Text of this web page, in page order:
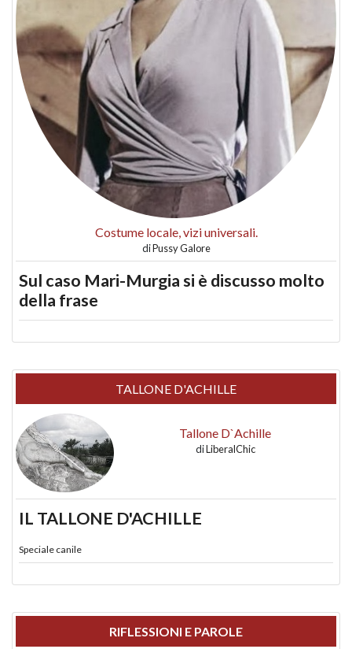
Costume locale, vizi universali.
diPussy Galore
Sul caso Mari-Murgia si è discusso molto
della frase
TALLONE D'ACHILLE
Tallone D`Achille
diLiberalChic
IL TALLONE D'ACHILLE
Speciale canile
RIFLESSIONI E PAROLE